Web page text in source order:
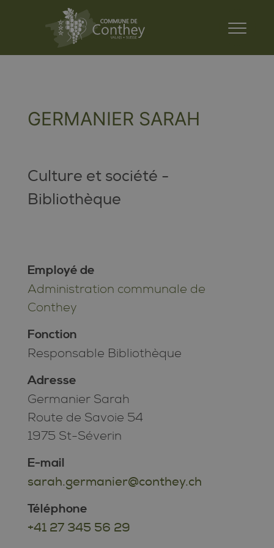
GERMANIER SARAH
Culture et société -
Bibliothèque
Employé de
Administration communale de
Conthey
Fonction
Responsable Bibliothèque
Adresse
Germanier Sarah
Route de Savoie 54
1975 St-Séverin
E-mail
sarah.germanier@conthey.ch
Téléphone
+41 27 345 56 29